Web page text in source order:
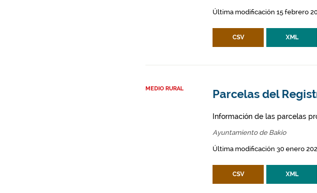
Última modificación 15 febrero
CSV XML
MEDIO RURAL Parcelas del
Información de las parcelas
Ayuntamiento de Bakio
Última modificación 30 enero
CSV XML